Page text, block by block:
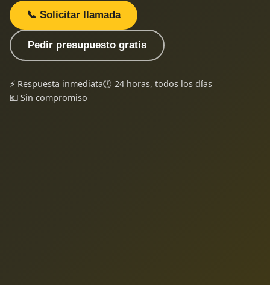
📞 Solicitar llamada
Pedir presupuesto gratis
⚡ Respuesta inmediata🕐 24 horas, todos los días
💶 Sin compromiso